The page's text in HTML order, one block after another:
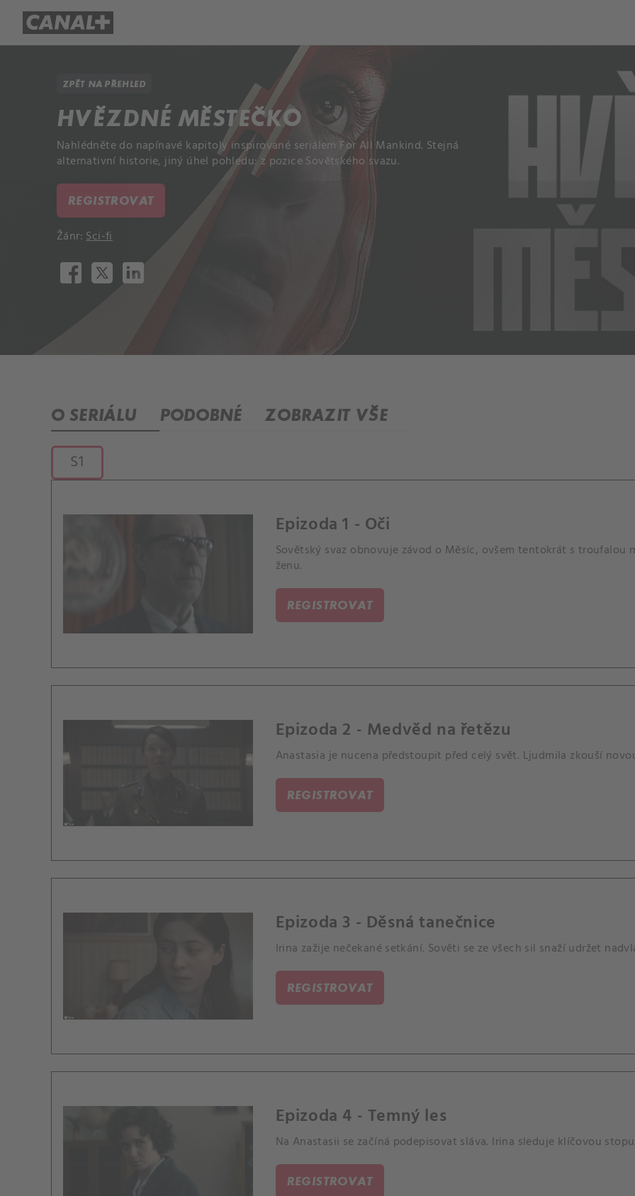
ZPĚT NA PŘEHLED
HVĚZDNÉ MĚSTEČKO
Nahlédněte do napínavé kapitoly inspirované seriálem For All Mankind. Stejná
alternativní historie, jiný úhel pohledu: z pozice Sovětského svazu.
REGISTROVAT
Žánr:Sci-fi
O SERIÁLU PODOBNÉ ZOBRAZIT VŠE
S1
Epizoda 1 - Oči
Sovětský svaz obnovuje závod o Měsíc, ovšem tentokrát s troufalou
ženu.
REGISTROVAT
Epizoda 2 - Medvěd na řetězu
Anastasia je nucena předstoupit před celý svět. Ljudmila zkouší
REGISTROVAT
Epizoda 3 - Děsná tanečnice
Irina zažije nečekané setkání. Sověti se ze všech sil snaží udržet
REGISTROVAT
Epizoda 4 - Temný les
Na Anastasii se začíná podepisovat sláva. Irina sleduje klíčovou
REGISTROVAT